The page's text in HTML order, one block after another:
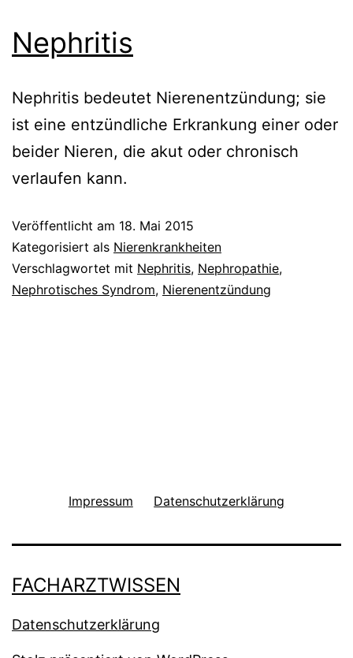
Nephritis
Nephritis bedeutet Nierenentzündung; sie
ist eine entzündliche Erkrankung einer oder
beider Nieren, die akut oder chronisch
verlaufen kann.
Veröffentlicht am 18. Mai 2015
Kategorisiert als Nierenkrankheiten
Verschlagwortet mit Nephritis, Nephropathie,
Nephrotisches Syndrom, Nierenentzündung
Impressum Datenschutzerklärung
FACHARZTWISSEN
Datenschutzerklärung